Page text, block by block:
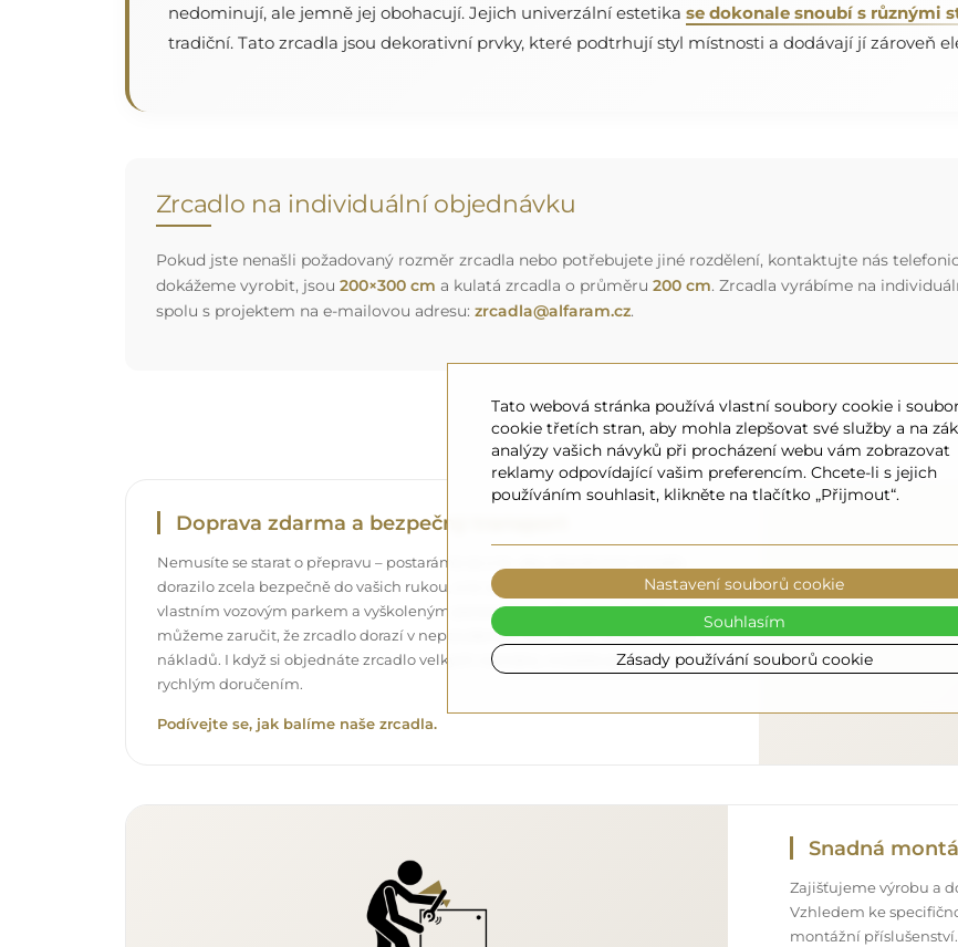
nedominují, ale jemně jej obohacují. Jejich univerzální estetika se dokonale snoubí s různými
tradiční. Tato zrcadla jsou dekorativní prvky, které podtrhují styl místnosti a dodávají jí zároveň
Zrcadlo na individuální objednávku
Pokud jste nenašli požadovaný rozměr zrcadla nebo potřebujete jiné rozdělení, kontaktujte nás
dokážeme vyrobit, jsou 200×300 cm a kulatá zrcadla o průměru 200 cm. Zrcadla vyrábíme na
spolu s projektem na e-mailovou adresu: zrcadla@alfaram.cz.
Doprava zdarma a bezpečný transport
Nemusíte se starat o přepravu – postaráme se o to, aby objednané zrcadlo
dorazilo zcela bezpečně do vašich rukou, a to úplně zdarma. Disponujeme
vlastním vozovým parkem a vyškoleným personálem, díky čemuž vám
můžeme zaručit, že zrcadlo dorazí v neporušeném stavu, bez dodatečných
nákladů. I když si objednáte zrcadlo velkých rozměrů, můžete počítat s
rychlým doručením.
Podívejte se, jak balíme naše zrcadla.
Snadná
Zajišťujeme výrobu a
Vzhledem ke
montážní
Tato webová stránka používá vlastní soubory cookie i
cookie třetích stran, aby mohla zlepšovat své služby a na
analýzy vašich návyků při procházení webu vám zobrazovat
reklamy odpovídající vašim preferencím. Chcete-li s jejich
používáním souhlasit, klikněte na tlačítko „Přijmout“.
Zásady používání souborů cookie
Nastavení souborů cookie
Souhlasím